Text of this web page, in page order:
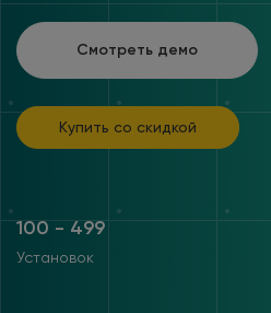
Смотреть демо
Купить со скидкой
100 - 499
Установок